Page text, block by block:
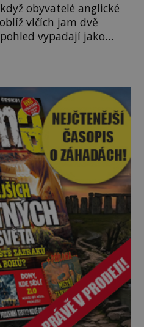
obyvatelé anglické
vlčích jam dvě
vypadají jako
výjimku. Jejich
mluví
středověké Anglie a ani
není